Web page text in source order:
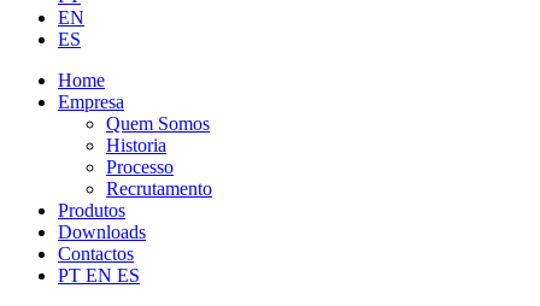
EN
ES
Home
Empresa
Quem Somos
Historia
Processo
Recrutamento
Produtos
Downloads
Contactos
PT EN ES